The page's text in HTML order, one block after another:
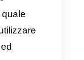
voluto
tra i canali di
ad